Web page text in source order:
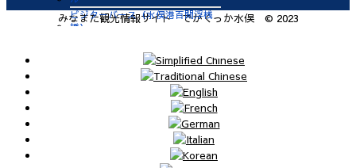
ビジターバース（水俣港百間浮桟
橋）
みなまた観光情報サイト でかくっか水俣 © 2023